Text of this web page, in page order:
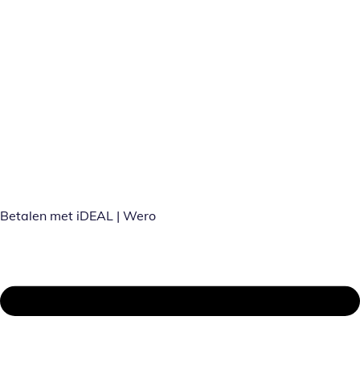
Betalen met iDEAL | Wero